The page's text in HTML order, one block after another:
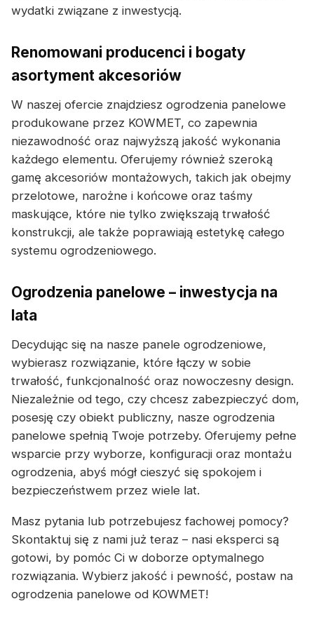
wydatki związane z inwestycją.
Renomowani producenci i bogaty
asortyment akcesoriów
W naszej ofercie znajdziesz ogrodzenia panelowe
produkowane przez KOWMET, co zapewnia
niezawodność oraz najwyższą jakość wykonania
każdego elementu. Oferujemy również szeroką
gamę akcesoriów montażowych, takich jak obejmy
przelotowe, narożne i końcowe oraz taśmy
maskujące, które nie tylko zwiększają trwałość
konstrukcji, ale także poprawiają estetykę całego
systemu ogrodzeniowego.
Ogrodzenia panelowe – inwestycja na
lata
Decydując się na nasze panele ogrodzeniowe,
wybierasz rozwiązanie, które łączy w sobie
trwałość, funkcjonalność oraz nowoczesny design.
Niezależnie od tego, czy chcesz zabezpieczyć dom,
posesję czy obiekt publiczny, nasze ogrodzenia
panelowe spełnią Twoje potrzeby. Oferujemy pełne
wsparcie przy wyborze, konfiguracji oraz montażu
ogrodzenia, abyś mógł cieszyć się spokojem i
bezpieczeństwem przez wiele lat.
Masz pytania lub potrzebujesz fachowej pomocy?
Skontaktuj się z nami już teraz – nasi eksperci są
gotowi, by pomóc Ci w doborze optymalnego
rozwiązania. Wybierz jakość i pewność, postaw na
ogrodzenia panelowe od KOWMET!